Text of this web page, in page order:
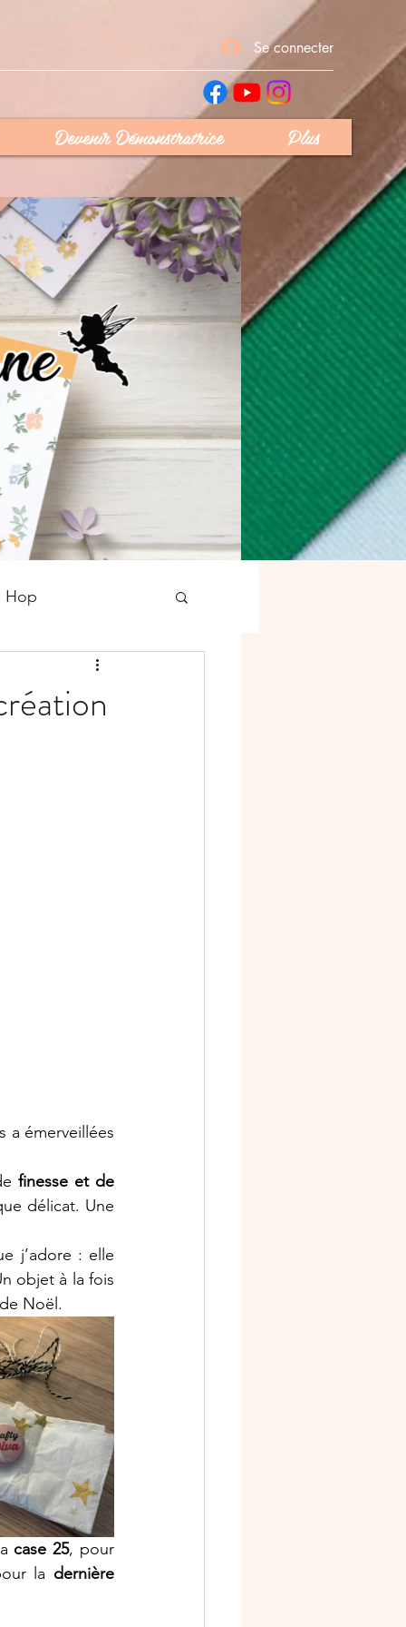
Se connecter
Devenir Démonstratrice Plus
Hop
a émerveillées
finesse et de
délicat. Une
j’adore : elle
objet à la fois
Noël.
case 25, pour
la dernière